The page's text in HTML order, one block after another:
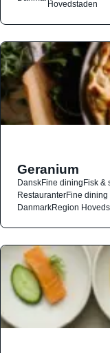
Hovedstaden
Geranium
DanskFine diningFisk &
RestauranterFine
DanmarkRegion